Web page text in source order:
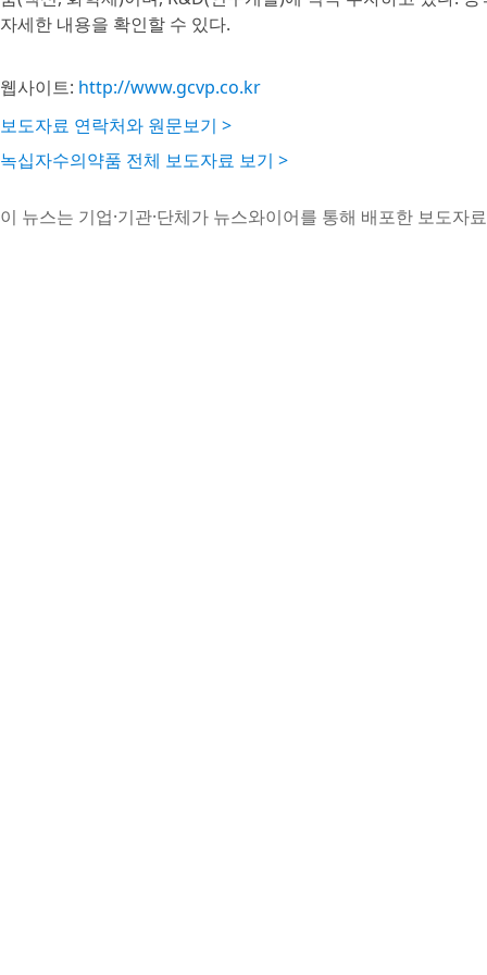
자세한 내용을 확인할 수 있다.
웹사이트: http://www.gcvp.co.kr
보도자료 연락처와 원문보기 >
녹십자수의약품 전체 보도자료 보기 >
이 뉴스는 기업·기관·단체가 뉴스와이어를 통해 배포한 보도자